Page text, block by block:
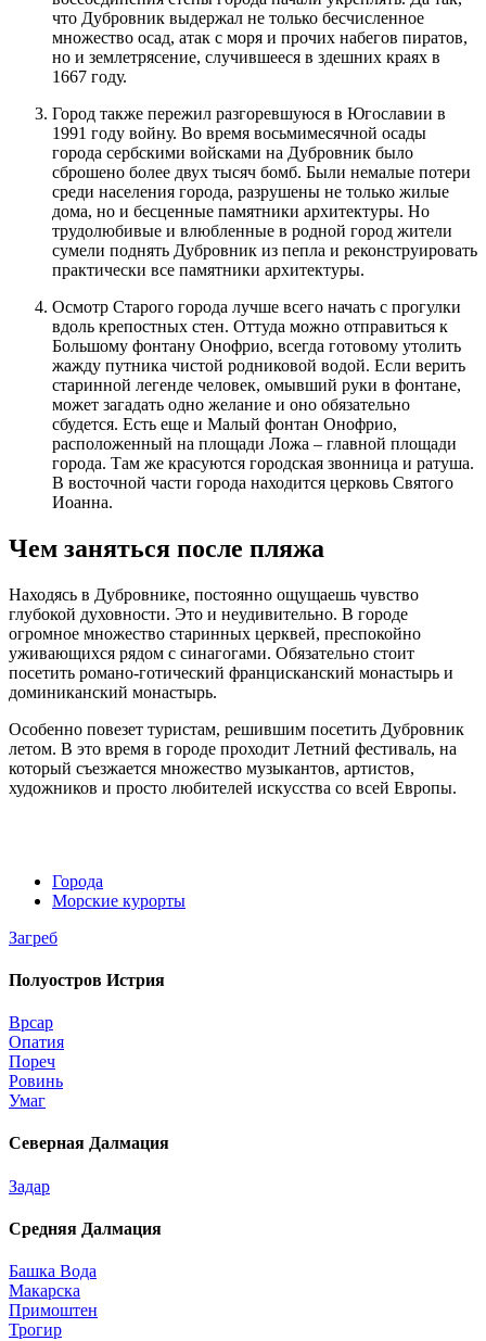
что Дубровник выдержал не только бесчисленное
множество осад, атак с моря и прочих набегов пиратов,
но и землетрясение, случившееся в здешних краях в
1667 году.
Город также пережил разгоревшуюся в Югославии в
1991 году войну. Во время восьмимесячной осады
города сербскими войсками на Дубровник было
сброшено более двух тысяч бомб. Были немалые потери
среди населения города, разрушены не только жилые
дома, но и бесценные памятники архитектуры. Но
трудолюбивые и влюбленные в родной город жители
сумели поднять Дубровник из пепла и реконструировать
практически все памятники архитектуры.
Осмотр Старого города лучше всего начать с прогулки
вдоль крепостных стен. Оттуда можно отправиться к
Большому фонтану Онофрио, всегда готовому утолить
жажду путника чистой родниковой водой. Если верить
старинной легенде человек, омывший руки в фонтане,
может загадать одно желание и оно обязательно
сбудется. Есть еще и Малый фонтан Онофрио,
расположенный на площади Ложа – главной площади
города. Там же красуются городская звонница и ратуша.
В восточной части города находится церковь Святого
Иоанна.
Чем заняться после пляжа
Находясь в Дубровнике, постоянно ощущаешь чувство
глубокой духовности. Это и неудивительно. В городе
огромное множество старинных церквей, преспокойно
уживающихся рядом с синагогами. Обязательно стоит
посетить романо-готический францисканский монастырь и
доминиканский монастырь.
Особенно повезет туристам, решившим посетить Дубровник
летом. В это время в городе проходит Летний фестиваль, на
который съезжается множество музыкантов, артистов,
художников и просто любителей искусства со всей Европы.
Города
Морские курорты
Загреб
Полуостров Истрия
Врсар
Опатия
Пореч
Ровинь
Умаг
Северная Далмация
Задар
Средняя Далмация
Башка Вода
Макарска
Примоштен
Трогир